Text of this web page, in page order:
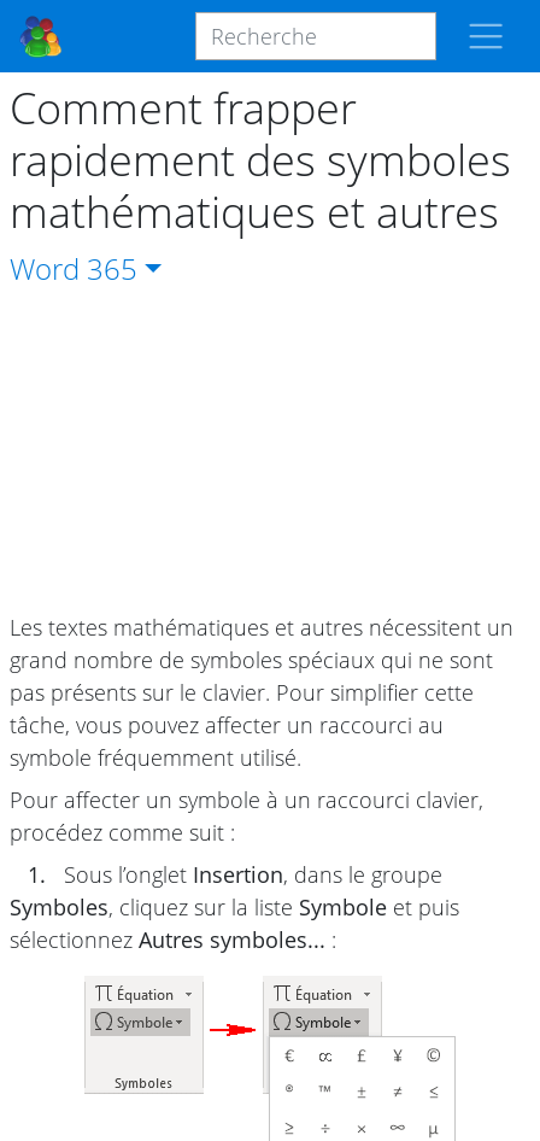
Comment frapper
rapidement des symboles
mathématiques et autres
Word 365
Les textes mathématiques et autres nécessitent un
grand nombre de symboles spéciaux qui ne sont
pas présents sur le clavier. Pour simplifier cette
tâche, vous pouvez affecter un raccourci au
symbole fréquemment utilisé.
Pour affecter un symbole à un raccourci clavier,
procédez comme suit :
1.
Sous l’onglet Insertion, dans le groupe
Symboles, cliquez sur la liste Symbole et puis
sélectionnez Autres symboles... :